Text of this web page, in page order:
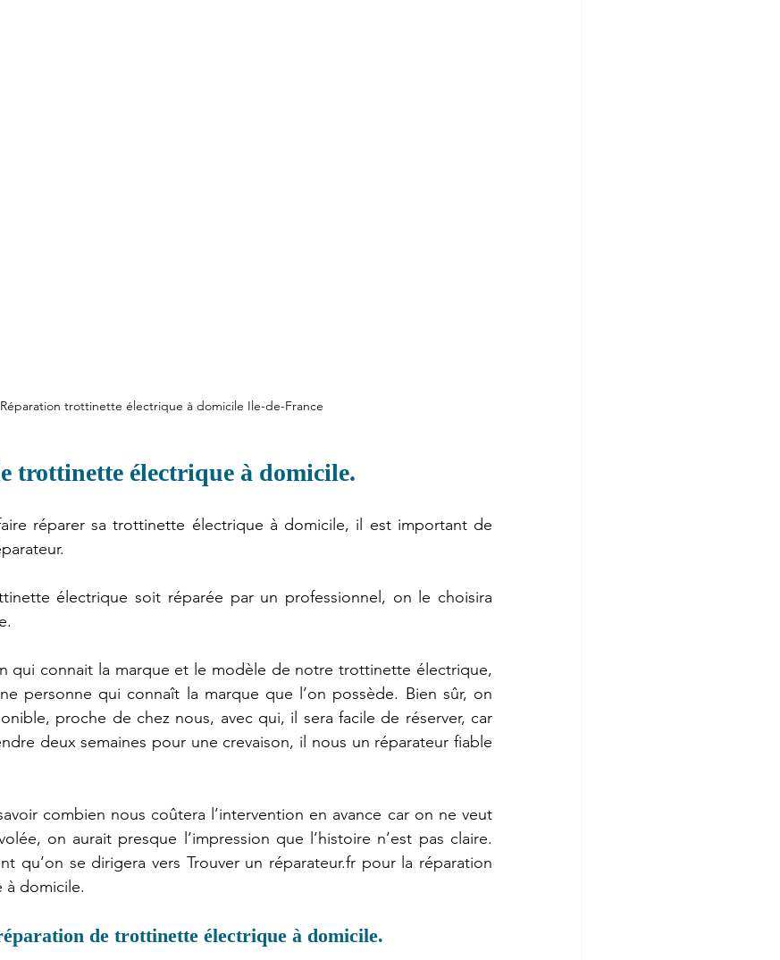
Réparation trottinette électrique à domicile Ile-de-France
trottinette électrique à domicile.
réparer sa trottinette électrique à domicile, il est important de
électrique soit réparée par un professionnel, on le choisira
qui connait la marque et le modèle de notre trottinette électrique,
personne qui connaît la marque que l’on possède. Bien sûr, on
proche de chez nous, avec qui, il sera facile de réserver, car
deux semaines pour une crevaison, il nous un réparateur fiable
combien nous coûtera l’intervention en avance car on ne veut
on aurait presque l’impression que l’histoire n’est pas claire.
qu’on se dirigera vers Trouver un réparateur.fr pour la réparation
domicile.
de trottinette électrique à domicile.